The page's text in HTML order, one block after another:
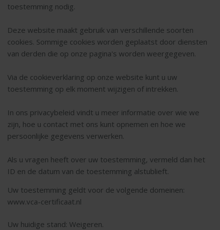
toestemming nodig.
Deze website maakt gebruik van verschillende soorten
cookies. Sommige cookies worden geplaatst door diensten
van derden die op onze pagina's worden weergegeven.
Via de cookieverklaring op onze website kunt u uw
toestemming op elk moment wijzigen of intrekken.
In ons privacybeleid vindt u meer informatie over wie we
zijn, hoe u contact met ons kunt opnemen en hoe we
persoonlijke gegevens verwerken.
Als u vragen heeft over uw toestemming, vermeld dan het
ID en de datum van de toestemming alstublieft.
Uw toestemming geldt voor de volgende domeinen:
www.vca-certificaat.nl
Uw huidige stand: Weigeren.